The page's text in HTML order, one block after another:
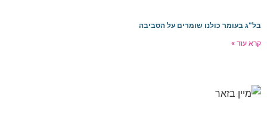
בל"ג בעומר כולנו שומרים על הסביבה
קרא עוד »